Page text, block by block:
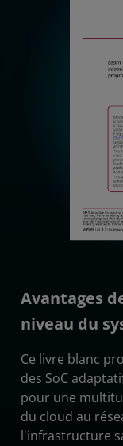
Avantages
niveau du
Ce livre blanc
des SoC
pour une
du cloud au
l'infrastructure